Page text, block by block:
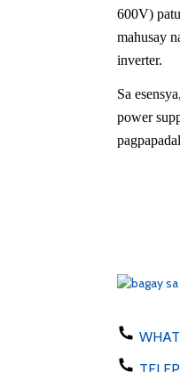
600V)
mahusay
inverter.
Sa
power